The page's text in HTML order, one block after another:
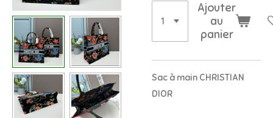
Ajouter
au
panier
Sac à main CHRISTIAN
DIOR